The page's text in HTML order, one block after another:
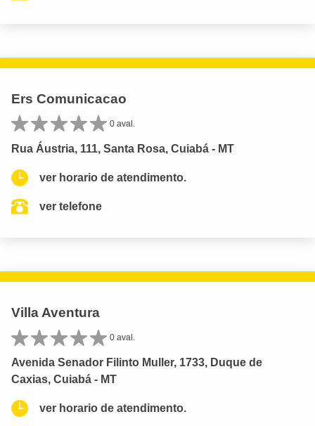
Ers Comunicacao
0 aval.
Rua Áustria, 111, Santa Rosa, Cuiabá - MT
ver horario de atendimento.
ver telefone
Villa Aventura
0 aval.
Avenida Senador Filinto Muller, 1733, Duque de
Caxias, Cuiabá - MT
ver horario de atendimento.